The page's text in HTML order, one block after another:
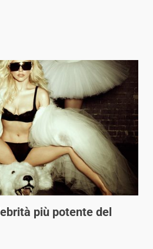
più potente del